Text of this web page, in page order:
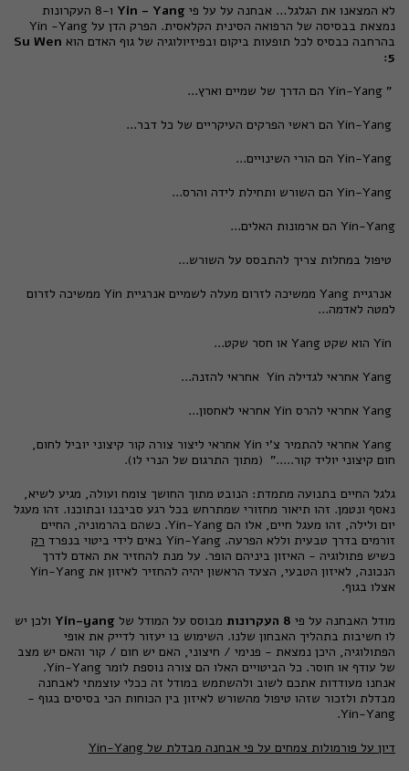
לא המצאנו את הגלגל… אבחנה על על פי Yin - Yang
ו-8 העקרונות
נמצאת בבסיסה של הרפואה הסינית הקלאסית. הפרק הדן על Yin -Yang
בהרחבה כבסיס לכל תופעות ביקום ובפיזיולוגיה של גוף האדם הוא Su Wen
5:
" Yin-Yang הם הדרך של שמיים וארץ...
Yin-Yang הם ארמונות האלים...
טיפול במחלות צריך להתבסס על השורש...
אנרגיית Yang ממשיכה לזרום מעלה לשמיים אנרגיית Yin ממשיכה לזרום
למטה לאדמה...
Yang אחראי להתמיר צ'י Yin אחראי ליצור צורה קור קיצוני יוביל לחום,
חום קיצוני יוליד קור....." (מתוך התרגום של הנרי לו).
גלגל החיים בתנועה מתמדת: הנובט מתוך החושך צומח ועולה, מגיע לשיא,
נאסף ונטמן. זהו תיאור מחזורי שמתרחש בכל רגע סביבנו ובתוכנו. זהו מעגל
יום ולילה, זהו מעגל חיים, אלו הם Yin-Yang. כשהם בהרמוניה, החיים
זורמים בדרך טבעית וללא הפרעה. Yin-Yang באים לידי ביטוי בנפרד
רק
כשיש פתולוגיה - האיזון ביניהם הופר. על מנת להחזיר את האדם לדרך
הנכונה, לאיזון הטבעי, הצעד הראשון יהיה להחזיר לאיזון את Yin-Yang
אצלו בגוף.
מודל האבחנה על פי 8 העקרונות מבוסס על המודל של Yin-yang ולכן יש
לו חשיבות בתהליך האבחון שלנו. השימוש בו יעזור לדייק את אופי
הפתולוגיה, היכן נמצאת - פנימי / חיצוני, האם יש חום / קור והאם יש מצב
של עודף או חוסר. כל הביטויים האלו הם צורה נוספת לומר Yin-Yang.
אנחנו מעודדות אתכם לשוב ולהשתמש במודל זה ככלי עוצמתי לאבחנה
מבדלת ולזכור שזהו טיפול מהשורש לאיזון בין הכוחות הכי בסיסים בגוף -
Yin-Yang.
דיון על פורמולות צמחים על פי אבחנה מבדלת של Yin-Yang